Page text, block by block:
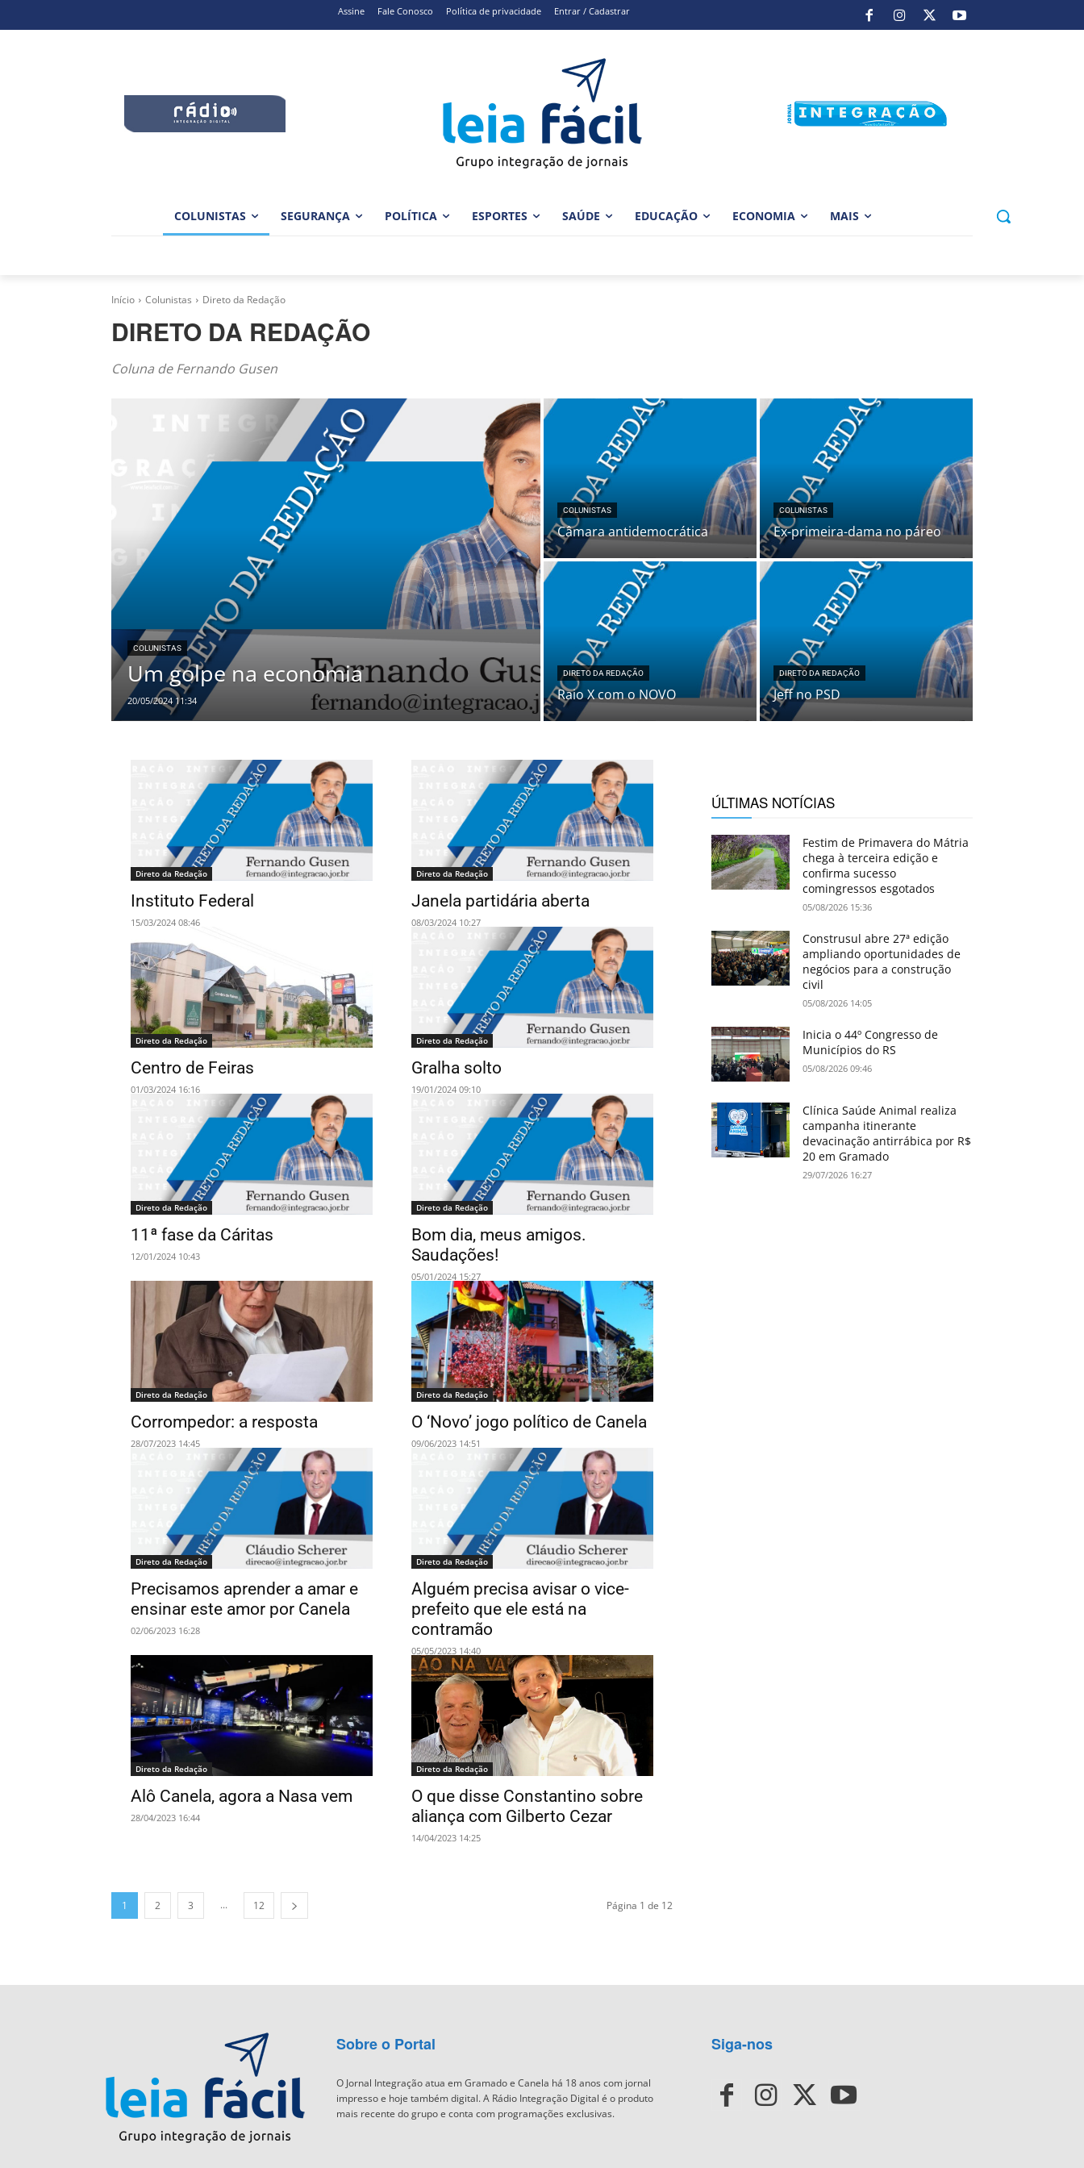
Assine Fale Conosco Política de privacidade Entrar / Cadastrar
COLUNISTAS SEGURANÇA POLÍTICA ESPORTES SAÚDE EDUCAÇÃO ECONOMIA MAIS
Início Colunistas Direto da Redação
DIRETO DA REDAÇÃO
Coluna de Fernando Gusen
COLUNISTAS
Um golpe na economia
20/05/2024 11:34
COLUNISTAS
Câmara antidemocrática
COLUNISTAS
Ex-primeira-dama no páreo
DIRETO DA REDAÇÃO
Raio X com o NOVO
DIRETO DA REDAÇÃO
Jeff no PSD
Direto da Redação
Instituto Federal
15/03/2024 08:46
Direto da Redação
Janela partidária aberta
08/03/2024 10:27
Direto da Redação
Centro de Feiras
01/03/2024 16:16
Direto da Redação
Gralha solto
19/01/2024 09:10
Direto da Redação
11ª fase da Cáritas
12/01/2024 10:43
Direto da Redação
Bom dia, meus amigos.
Saudações!
05/01/2024 15:27
Direto da Redação
Corrompedor: a resposta
28/07/2023 14:45
Direto da Redação
O ‘Novo’ jogo político de Canela
09/06/2023 14:51
Direto da Redação
Precisamos aprender a amar e
ensinar este amor por Canela
02/06/2023 16:28
Direto da Redação
Alguém precisa avisar o vice-
prefeito que ele está na
contramão
05/05/2023 14:40
Direto da Redação
Alô Canela, agora a Nasa vem
28/04/2023 16:44
Direto da Redação
O que disse Constantino sobre
aliança com Gilberto Cezar
14/04/2023 14:25
1 2 3 ... 12 Página 1 de 12
ÚLTIMAS NOTÍCIAS
Festim de Primavera do Mátria
chega à terceira edição e
confirma sucesso
comingressos esgotados
05/08/2026 15:36
Construsul abre 27ª edição
ampliando oportunidades de
negócios para a construção
civil
05/08/2026 14:05
Inicia o 44º Congresso de
Municípios do RS
05/08/2026 09:46
Clínica Saúde Animal realiza
campanha itinerante
devacinação antirrábica por R$
20 em Gramado
29/07/2026 16:27
Sobre o Portal
O Jornal Integração atua em Gramado e Canela há 18 anos com jornal
impresso e hoje também digital. A Rádio Integração Digital é o produto
mais recente do grupo e conta com programações exclusivas.
Siga-nos